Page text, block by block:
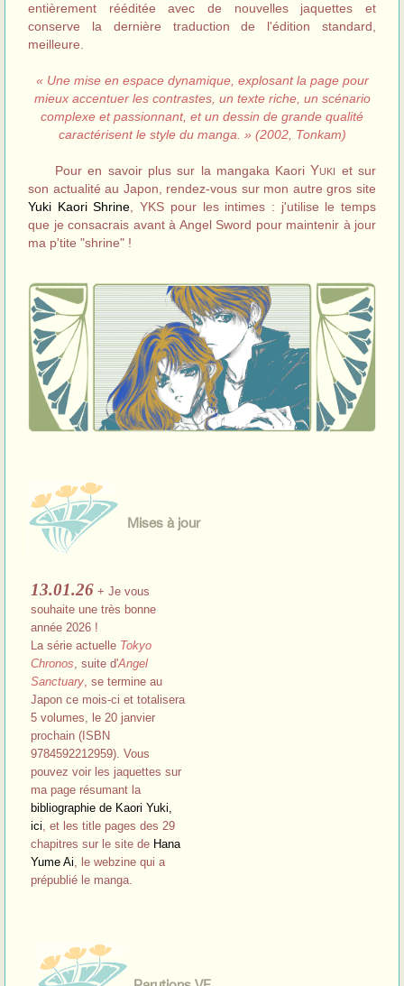
entièrement rééditée avec de nouvelles jaquettes et
conserve la dernière traduction de l'édition standard,
meilleure.
« Une mise en espace dynamique, explosant la page pour
mieux accentuer les contrastes, un texte riche, un scénario
complexe et passionnant, et un dessin de grande qualité
caractérisent le style du manga. » (2002, Tonkam)
Pour en savoir plus sur la mangaka KaoriYuki et sur
son actualité au Japon, rendez-vous sur mon autre gros site
Yuki Kaori Shrine , YKS pour les intimes : j'utilise le temps
que je consacrais avant à Angel Sword pour maintenir à jour
ma p'tite "shrine" !
Mises à jour